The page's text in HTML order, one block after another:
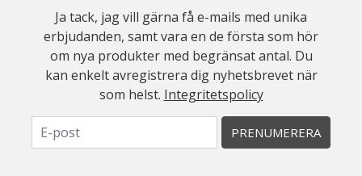
Ja tack, jag vill gärna få e-mails med unika
erbjudanden, samt vara en de första som hör
om nya produkter med begränsat antal. Du
kan enkelt avregistrera dig nyhetsbrevet när
som helst. Integritetspolicy
PRENUMERERA